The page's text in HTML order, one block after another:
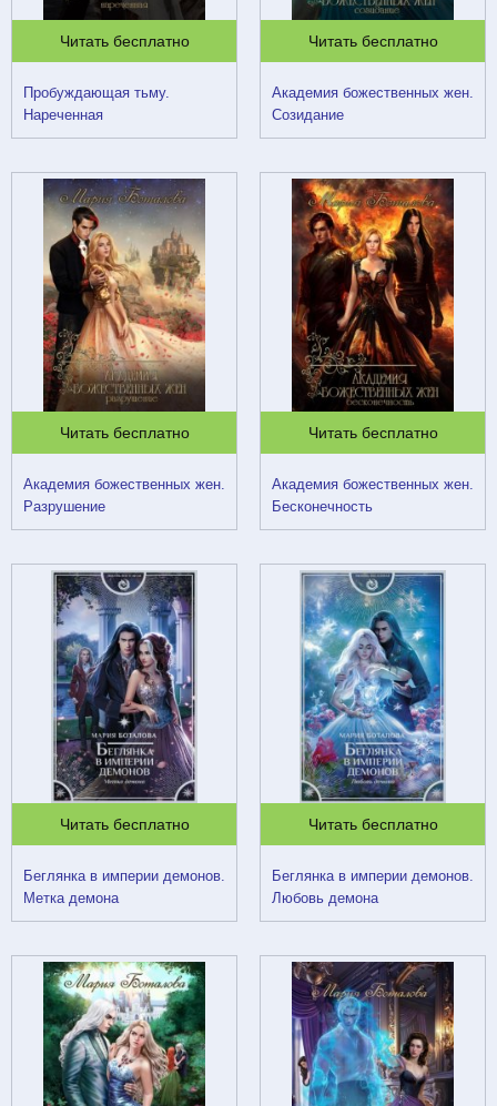
Читать бесплатно
Пробуждающая тьму.
Нареченная
Читать бесплатно
Академия божественных жен.
Созидание
Читать бесплатно
Академия божественных жен.
Разрушение
Читать бесплатно
Академия божественных жен.
Бесконечность
Читать бесплатно
Беглянка в империи демонов.
Метка демона
Читать бесплатно
Беглянка в империи демонов.
Любовь демона